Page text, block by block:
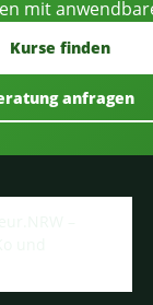
mit
Kurse finden
anfragen